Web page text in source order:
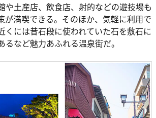
や土産店、飲食店、射的などの遊技場も
が満喫できる。そのほか、気軽に利用で
くには昔石段に使われていた石を敷石に
など魅力あふれる温泉街だ。